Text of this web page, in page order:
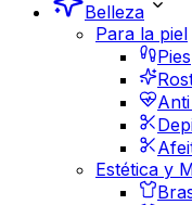
Belleza
Para la piel
Pies
Estética y